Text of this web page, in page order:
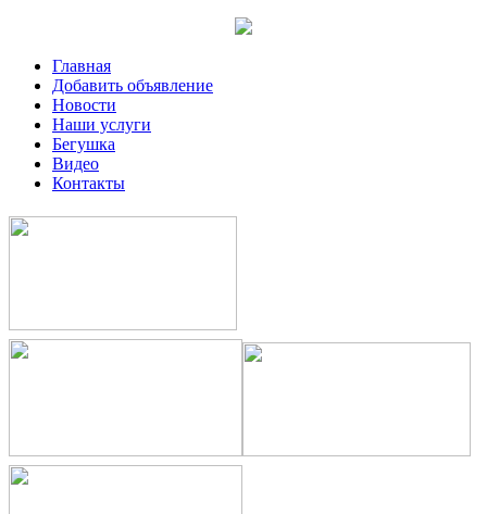
Главная
Добавить объявление
Новости
Наши услуги
Бегушка
Видео
Контакты